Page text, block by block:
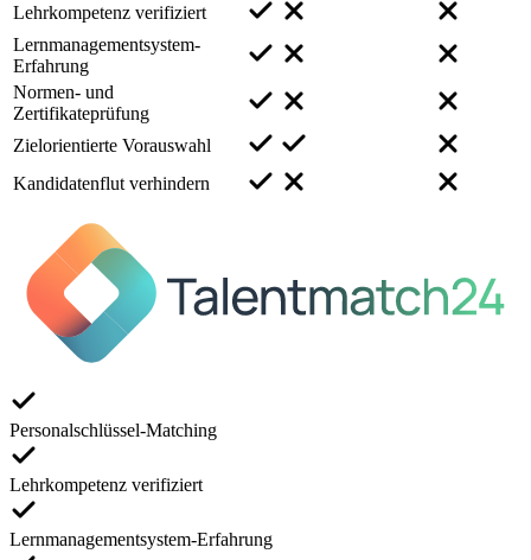
Lehrkompetenz verifiziert
Lernmanagementsystem-
Erfahrung
Normen- und
Zertifikateprüfung
Zielorientierte Vorauswahl
Kandidatenflut verhindern
Personalschlüssel-Matching
Lehrkompetenz verifiziert
Lernmanagementsystem-Erfahrung